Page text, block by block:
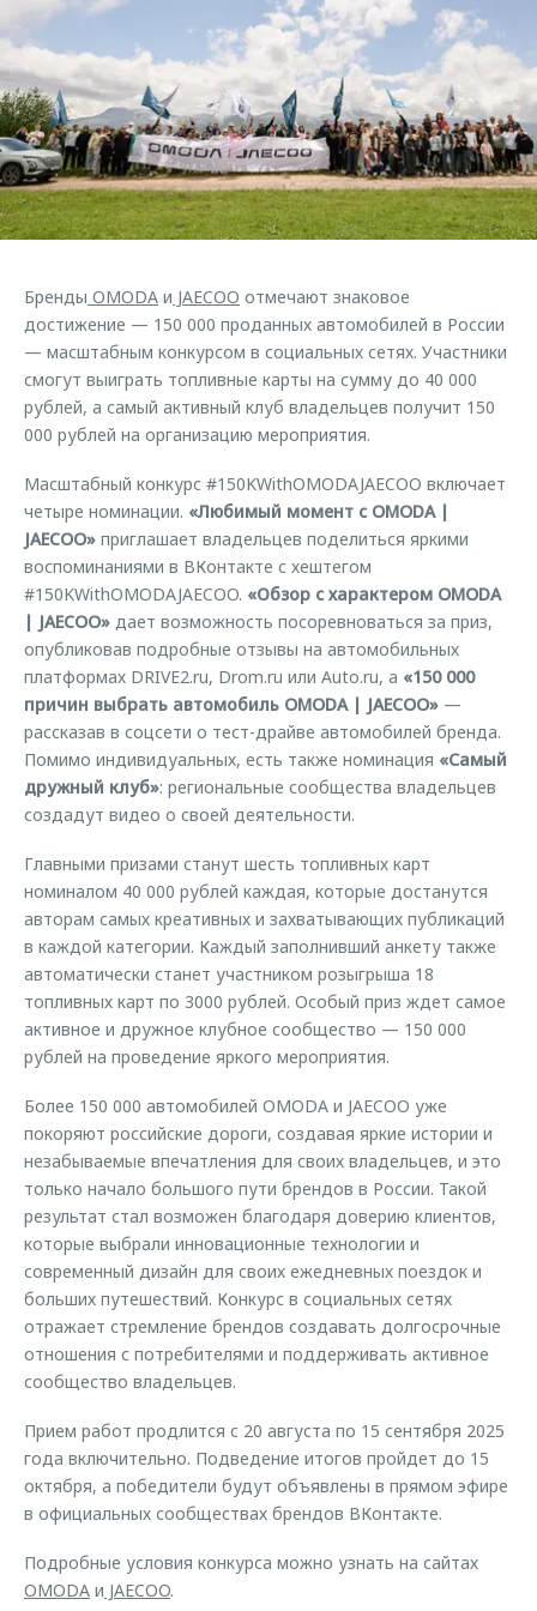
Страхование
Кредитный калькулятор
Аксессуары
Одежда и сувениры
Оригинальные аксессуары
Запчасти
Калькулятор трейд-ин
Клиентская поддержка
O&J Автоклуб
Клуб владельцев OMODA
Приложение O&J
Аксессуары
Одежда и сувениры
Запчасти
Бренды OMODA и JAECOO отмечают знаковое
достижение — 150 000 проданных автомобилей в России
— масштабным конкурсом в социальных сетях. Участники
смогут выиграть топливные карты на сумму до 40 000
рублей, а самый активный клуб владельцев получит 150
000 рублей на организацию мероприятия.
Масштабный конкурс #150KWithOMODAJAECOO включает
четыре номинации. «Любимый момент с OMODA |
JAECOO» приглашает владельцев поделиться яркими
воспоминаниями в ВКонтакте с хештегом
#150KWithOMODAJAECOO. «Обзор с характером OMODA
| JAECOO» дает возможность посоревноваться за приз,
опубликовав подробные отзывы на автомобильных
платформах DRIVE2.ru, Drom.ru или Auto.ru, а «150 000
причин выбрать автомобиль OMODA | JAECOO» —
рассказав в соцсети о тест-драйве автомобилей бренда.
Помимо индивидуальных, есть также номинация «Самый
дружный клуб»: региональные сообщества владельцев
создадут видео о своей деятельности.
Главными призами станут шесть топливных карт
номиналом 40 000 рублей каждая, которые достанутся
авторам самых креативных и захватывающих публикаций
в каждой категории. Каждый заполнивший анкету также
автоматически станет участником розыгрыша 18
топливных карт по 3000 рублей. Особый приз ждет самое
активное и дружное клубное сообщество — 150 000
рублей на проведение яркого мероприятия.
Более 150 000 автомобилей OMODA и JAECOO уже
покоряют российские дороги, создавая яркие истории и
незабываемые впечатления для своих владельцев, и это
только начало большого пути брендов в России. Такой
результат стал возможен благодаря доверию клиентов,
которые выбрали инновационные технологии и
современный дизайн для своих ежедневных поездок и
больших путешествий. Конкурс в социальных сетях
отражает стремление брендов создавать долгосрочные
отношения с потребителями и поддерживать активное
сообщество владельцев.
Прием работ продлится с 20 августа по 15 сентября 2025
года включительно. Подведение итогов пройдет до 15
октября, а победители будут объявлены в прямом эфире
в официальных сообществах брендов ВКонтакте.
Подробные условия конкурса можно узнать на сайтах
OMODA и JAECOO.